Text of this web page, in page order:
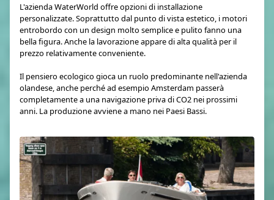
L'azienda WaterWorld offre opzioni di installazione
personalizzate. Soprattutto dal punto di vista estetico, i motori
entrobordo con un design molto semplice e pulito fanno una
bella figura. Anche la lavorazione appare di alta qualità per il
prezzo relativamente conveniente.
Il pensiero ecologico gioca un ruolo predominante nell'azienda
olandese, anche perché ad esempio Amsterdam passerà
completamente a una navigazione priva di CO2 nei prossimi
anni. La produzione avviene a mano nei Paesi Bassi.